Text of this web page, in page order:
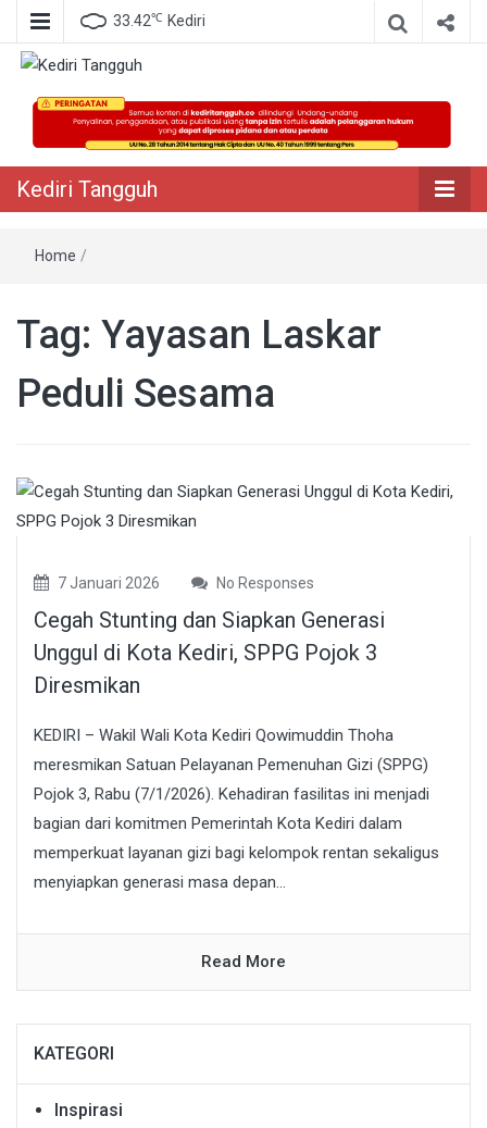
33.42℃ Kediri
Kediri Tangguh
Berita Akurat Terpercaya
Kediri Tangguh
Home /
Tag: Yayasan Laskar
Peduli Sesama
7 Januari 2026 No Responses
Cegah Stunting dan Siapkan Generasi
Unggul di Kota Kediri, SPPG Pojok 3
Diresmikan
KEDIRI – Wakil Wali Kota Kediri Qowimuddin Thoha
meresmikan Satuan Pelayanan Pemenuhan Gizi (SPPG)
Pojok 3, Rabu (7/1/2026). Kehadiran fasilitas ini menjadi
bagian dari komitmen Pemerintah Kota Kediri dalam
memperkuat layanan gizi bagi kelompok rentan sekaligus
menyiapkan generasi masa depan...
Read More
KATEGORI
Inspirasi